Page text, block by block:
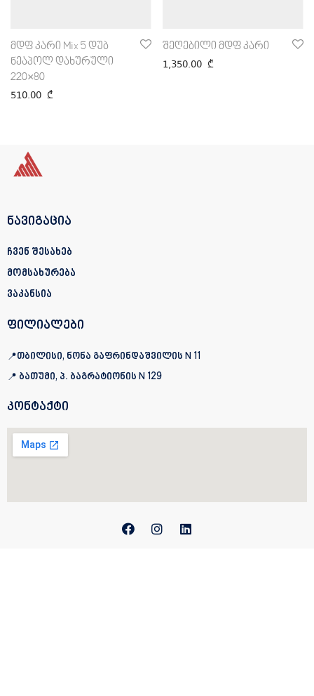
მდფ კარი Mix 5 დუბ
ნეაპოლ დახურული
220×80
510.00 ₾
შეღებილი მდფ კარი
1,350.00 ₾
ნავიგაცია
ჩვენ შესახებ
მომსახურება
ვაკანსია
ფილიალები
📍თბილისი, ნონა გაფრინდაშვილის N 11
📍 ბათუმი, პ. ბაგრატიონის N 129
კონტაქტი